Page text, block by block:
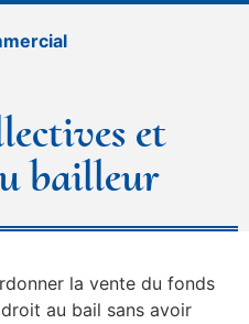
et
bailleur
la vente du fonds
au bail sans avoir